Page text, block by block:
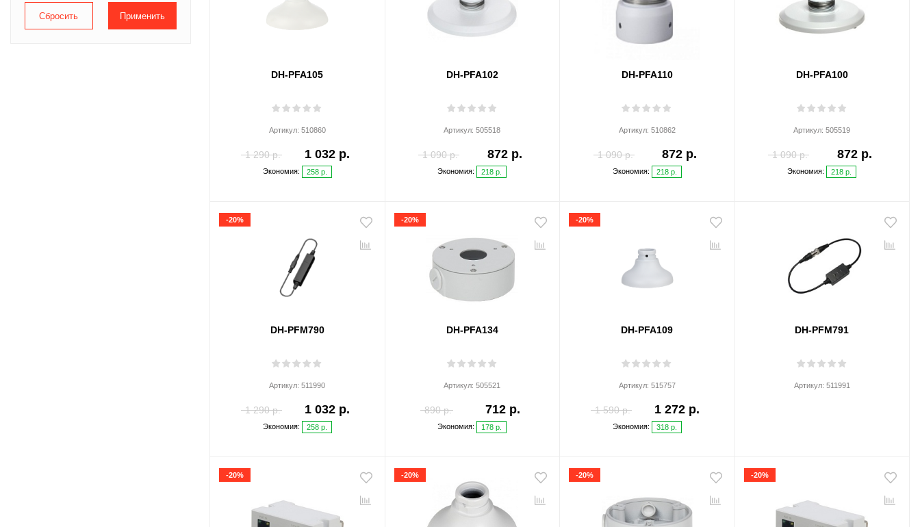
EZVIZ
DH-PFA105
Артикул: 510860
1 290 р. 1 032 р.
Экономия: 258 р.
DH-PFA102
Артикул:505518
1 090 р. 872 р.
Экономия: 218 р.
DH-PFA110
Артикул: 510862
1 090 р. 872 р.
Экономия: 218 р.
DH-PFA100
Артикул:505519
1 090 р. 872 р.
Экономия: 218 р.
-20%
DH-PFM790
Артикул:511990
1 290 р. 1 032 р.
Экономия: 258 р.
-20%
DH-PFA134
Артикул:505521
890 р. 712 р.
Экономия: 178 р.
-20%
DH-PFA109
Артикул: 515757
1 590 р. 1 272 р.
Экономия: 318 р.
DH-PFM791
Артикул: 511991
-20% -20% -20% -20%